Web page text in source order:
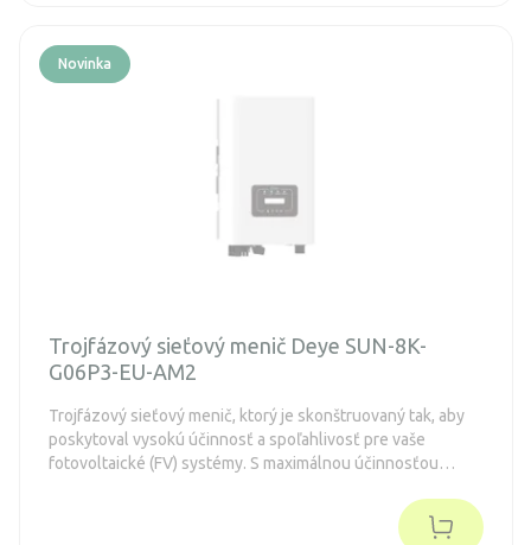
Novinka
Trojfázový sieťový menič Deye SUN-8K-
G06P3-EU-AM2
Trojfázový sieťový menič, ktorý je skonštruovaný tak, aby
poskytoval vysokú účinnosť a spoľahlivosť pre vaše
fotovoltaické (FV) systémy. S maximálnou účinnosťou
pokročilými funkciami, ako je aplikácia nulového exportu,
aplikácia virtuálneho synchrónneho generátora (VSG) a